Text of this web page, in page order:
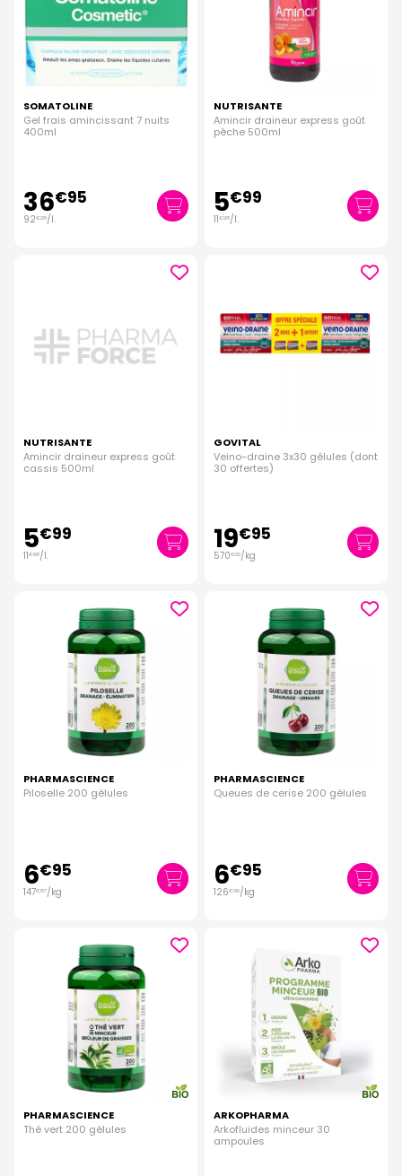
SOMATOLINE
Gel frais amincissant 7 nuits
400ml
36€95
92€38/l.
NUTRISANTE
Amincir draineur express goût
pêche 500ml
5€99
11€98/l.
NUTRISANTE
Amincir draineur express goût
cassis 500ml
5€99
11€98/l.
GOVITAL
Veino-draine 3x30 gélules (dont
30 offertes)
19€95
570€00/kg
PHARMASCIENCE
Piloselle 200 gélules
6€95
147€87/kg
PHARMASCIENCE
Queues de cerise 200 gélules
6€95
126€36/kg
PHARMASCIENCE
Thé vert 200 gélules
ARKOPHARMA
Arkofluides minceur 30
ampoules